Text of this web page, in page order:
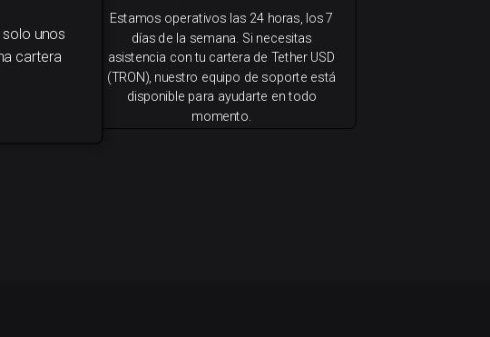
unos
cartera
Estamos operativos las 24 horas, los 7
días de la semana. Si necesitas
asistencia con tu cartera de Tether USD
(TRON), nuestro equipo de soporte está
disponible para ayudarte en todo
momento.